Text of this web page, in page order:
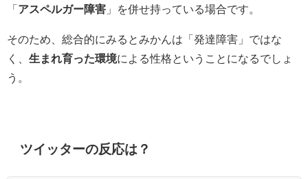
「アスペルガー障害 」を併せ持っている場合です。
そのため、総合的にみるとみかんは「発達障害」ではな
く、 生まれ育った環境による性格ということになるでしょ
う。
ツイッターの反応は？